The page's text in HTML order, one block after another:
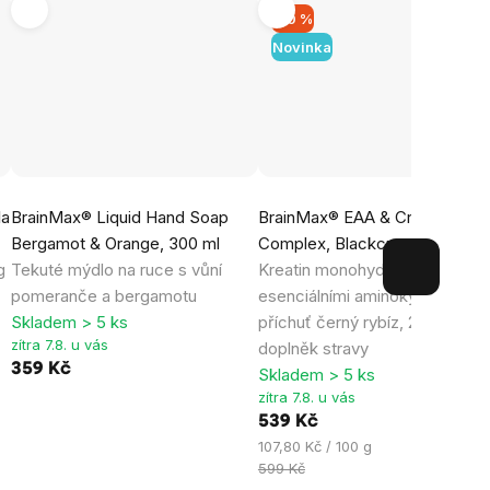
BrainMax® Liquid Hand Soap
Bergamot & Orange, 300 ml
Tekuté mýdlo na ruce s vůní
pomeranče a bergamotu
Skladem > 5 ks
zítra 7.8. u vás
359 Kč
Novinka
–10 %
BrainMax® EAA & Creatine
Complex, Blackcurrant, 500 g
Kreatin monohydrát se všemi 9
esenciálními aminokyselinami,
příchuť černý rybíz, 25 dávek,
doplněk stravy
Skladem > 5 ks
zítra 7.8. u vás
539 Kč
Měrná
cena:
107,80 Kč / 100 g
599 Kč